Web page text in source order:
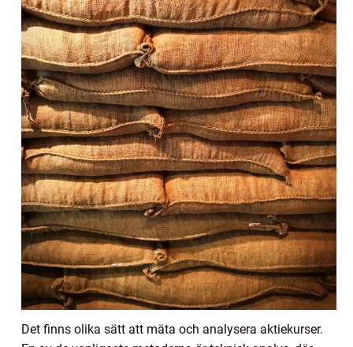
Det finns olika sätt att mäta och analysera aktiekurser.